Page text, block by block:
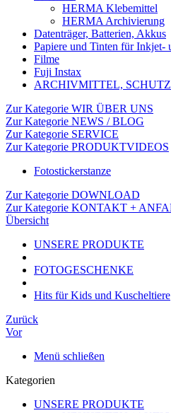
HERMA Klebemittel
HERMA Archivierung
Datenträger, Batterien, Akkus
Papiere und Tinten für Inkjet-
Filme
Fuji Instax
ARCHIVMITTEL,
Zur Kategorie WIR ÜBER UNS
Zur Kategorie NEWS / BLOG
Zur Kategorie SERVICE
Zur Kategorie PRODUKTVIDEOS
Fotostickerstanze
Zur Kategorie DOWNLOAD
Zur Kategorie KONTAKT +
Übersicht
UNSERE PRODUKTE
FOTOGESCHENKE
Hits für Kids und Kuscheltiere
Zurück
Vor
Menü schließen
Kategorien
UNSERE PRODUKTE